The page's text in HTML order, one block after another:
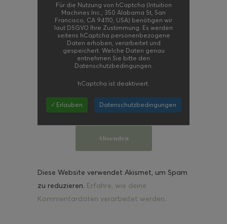
Für die Nutzung von hCaptcha (Intuition
Machines Inc., 350 Alabama St, San
Francisco, CA 94110, USA) benötigen wir
laut DSGVO Ihre Zustimmung. Es werden
seitens hCaptcha personenbezogene
Daten erhoben, verarbeitet und
gespeichert. Welche Daten genau
entnehmen Sie bitte den
Datenschutzbedingungen.
hCaptcha ist deaktiviert.
✓ Erlauben Datenschutzbedingungen
Diese Website verwendet Akismet, um Spam
zu reduzieren. Erfahre, wie deine
Kommentardaten verarbeitet werden.